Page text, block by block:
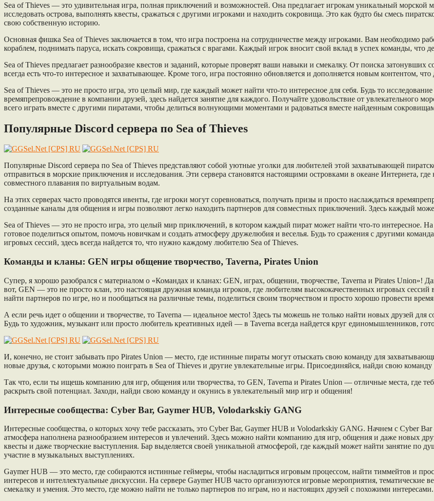
Sea of Thieves — это удивительная игра, полная приключений и возможностей. Она предлагает игрокам уникальный морской
исследовать острова, выполнять квесты, сражаться с другими игроками и находить сокровища. Это как будто бы смесь
свою собственную историю.
Основная фишка Sea of Thieves заключается в том, что игра построена на сотрудничестве между игроками. Вам необходимо
кораблем, поднимать паруса, искать сокровища, сражаться с врагами. Каждый игрок вносит свой вклад в успех команды, что
Sea of Thieves предлагает разнообразие квестов и заданий, которые проверят ваши навыки и смекалку. От поиска
всегда есть что-то интересное и захватывающее. Кроме того, игра постоянно обновляется и дополняется новым контентом,
Sea of Thieves — это не просто игра, это целый мир, где каждый может найти что-то интересное для себя. Будь то
времяпрепровождение в компании друзей, здесь найдется занятие для каждого. Получайте удовольствие от увлекательного
всего играть вместе с другими пиратами, чтобы делиться волнующими моментами и радоваться вместе найденным
Популярные Discord сервера по Sea of Thieves
Популярные Discord сервера по Sea of Thieves представляют собой уютные уголки для любителей этой захватывающей
отправиться в морские приключения и исследования. Эти сервера становятся настоящими островками в океане Интернета,
совместного плавания по виртуальным водам.
На этих серверах часто проводятся ивенты, где игроки могут соревноваться, получать призы и просто наслаждаться
созданные каналы для общения и игры позволяют легко находить партнеров для совместных приключений. Здесь каждый
Sea of Thieves — это не просто игра, это целый мир приключений, в котором каждый пират может найти что-то интересное.
готовое поделиться опытом, помочь новичкам и создать атмосферу дружелюбия и веселья. Будь то сражения с другими
игровых сессий, здесь всегда найдется то, что нужно каждому любителю Sea of Thieves.
Команды и кланы: GEN игры общение творчество, Taverna, Pirates Union
Супер, я хорошо разобрался с материалом о «Командах и кланах: GEN, играх, общении, творчестве, Taverna и Pirates Union»!
вот, GEN — это не просто клан, это настоящая дружная команда игроков, где любителям высококачественных игровых сессий
найти партнеров по игре, но и пообщаться на различные темы, поделиться своим творчеством и просто хорошо провести
А если речь идет о общении и творчестве, то Taverna — идеальное место! Здесь ты можешь не только найти новых друзей для
Будь то художник, музыкант или просто любитель креативных идей — в Taverna всегда найдется круг единомышленников,
И, конечно, не стоит забывать про Pirates Union — место, где истинные пираты могут отыскать свою команду для
новые друзья, с которыми можно поиграть в Sea of Thieves и другие увлекательные игры. Присоединяйся, найди свою
Так что, если ты ищешь компанию для игр, общения или творчества, то GEN, Taverna и Pirates Union — отличные места, где
раскрыть свой потенциал. Заходи, найди свою команду и окунись в увлекательный мир игр и общения!
Интересные сообщества: Cyber Bar, Gaymer HUB, Volodarkskiy GANG
Интересные сообщества, о которых хочу тебе рассказать, это Cyber Bar, Gaymer HUB и Volodarkskiy GANG. Начнем с Cyber
атмосфера наполнена разнообразием интересов и увлечений. Здесь можно найти компанию для игр, общения и даже новых
квесты и даже творческие выступления. Бар выделяется своей уникальной атмосферой, где каждый может найти занятие по
участие в музыкальных выступлениях.
Gaymer HUB — это место, где собираются истинные геймеры, чтобы насладиться игровым процессом, найти тиммейтов и
интересов и интеллектуальные дискуссии. На сервере Gaymer HUB часто организуются игровые мероприятия,
смекалку и умения. Это место, где можно найти не только партнеров по играм, но и настоящих друзей с похожими интересами.